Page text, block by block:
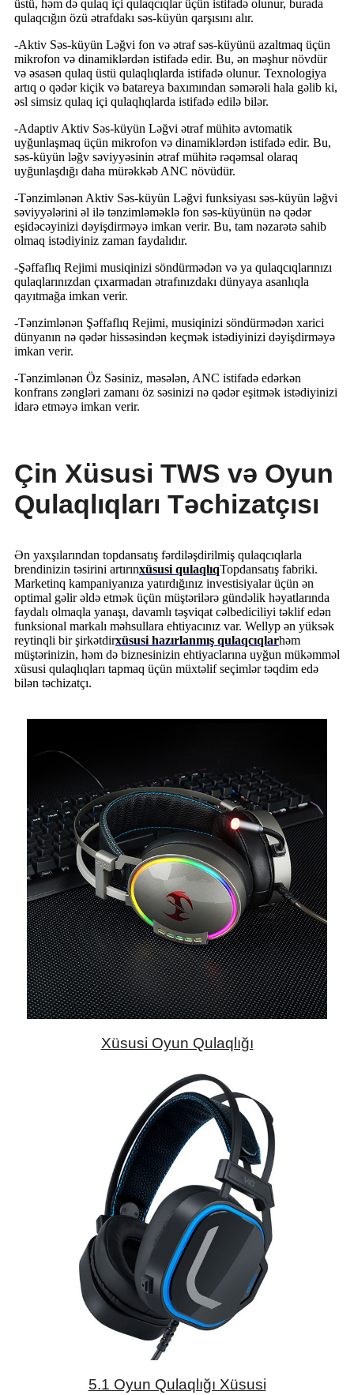
üstü, həm də qulaq içi qulaqcıqlar üçün istifadə olunur, burada
qulaqcığın özü ətrafdakı səs-küyün qarşısını alır.
-Aktiv Səs-küyün Ləğvi fon və ətraf səs-küyünü azaltmaq üçün
mikrofon və dinamiklərdən istifadə edir. Bu, ən məşhur növdür
və əsasən qulaq üstü qulaqlıqlarda istifadə olunur. Texnologiya
artıq o qədər kiçik və batareya baxımından səmərəli hala gəlib ki,
əsl simsiz qulaq içi qulaqlıqlarda istifadə edilə bilər.
-Adaptiv Aktiv Səs-küyün Ləğvi ətraf mühitə avtomatik
uyğunlaşmaq üçün mikrofon və dinamiklərdən istifadə edir. Bu,
səs-küyün ləğv səviyyəsinin ətraf mühitə rəqəmsal olaraq
uyğunlaşdığı daha mürəkkəb ANC növüdür.
-Tənzimlənən Aktiv Səs-küyün Ləğvi funksiyası səs-küyün ləğvi
səviyyələrini əl ilə tənzimləməklə fon səs-küyünün nə qədər
eşidəcəyinizi dəyişdirməyə imkan verir. Bu, tam nəzarətə sahib
olmaq istədiyiniz zaman faydalıdır.
-Şəffaflıq Rejimi musiqinizi söndürmədən və ya qulaqcıqlarınızı
qulaqlarınızdan çıxarmadan ətrafınızdakı dünyaya asanlıqla
qayıtmağa imkan verir.
-Tənzimlənən Şəffaflıq Rejimi, musiqinizi söndürmədən xarici
dünyanın nə qədər hissəsindən keçmək istədiyinizi dəyişdirməyə
imkan verir.
-Tənzimlənən Öz Səsiniz, məsələn, ANC istifadə edərkən
konfrans zəngləri zamanı öz səsinizi nə qədər eşitmək istədiyinizi
idarə etməyə imkan verir.
Çin Xüsusi TWS və Oyun
Qulaqlıqları Təchizatçısı
Ən yaxşılarından topdansatış fərdiləşdirilmiş qulaqcıqlarla
brendinizin təsirini artırınxüsusi qulaqlıqTopdansatış fabriki.
Marketinq kampaniyanıza yatırdığınız investisiyalar üçün ən
optimal gəlir əldə etmək üçün müştərilərə gündəlik həyatlarında
faydalı olmaqla yanaşı, davamlı təşviqat cəlbediciliyi təklif edən
funksional markalı məhsullara ehtiyacınız var. Wellyp ən yüksək
reytinqli bir şirkətdirxüsusi hazırlanmış qulaqcıqlarhəm
müştərinizin, həm də biznesinizin ehtiyaclarına uyğun mükəmməl
xüsusi qulaqlıqları tapmaq üçün müxtəlif seçimlər təqdim edə
bilən təchizatçı.
Xüsusi Oyun Qulaqlığı
5.1 Oyun Qulaqlığı Xüsusi